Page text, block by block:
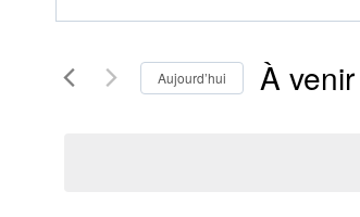
et
navigation
Rechercher
Évènements
Aujourd’hui À venir